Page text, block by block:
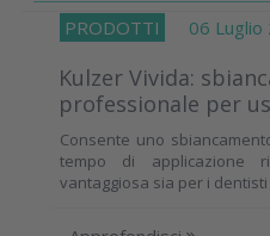
PRODOTTI 06 Luglio
Kulzer Vivida:
professionale per
Consente uno
tempo di applicazione
vantaggiosa sia per i